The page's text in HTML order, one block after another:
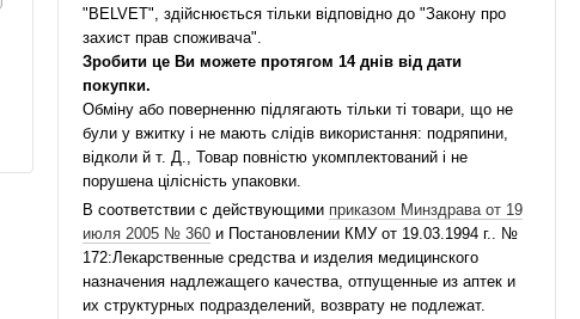
"BELVET", здійснюється тільки відповідно до "Закону про
захист прав споживача".
Зробити це Ви можете протягом 14 днів від дати
покупки.
Обміну або поверненню підлягають тільки ті товари, що не
були у вжитку і не мають слідів використання: подряпини,
відколи й т. Д., Товар повністю укомплектований і не
порушена цілісність упаковки.
В соответствии с действующими приказом Минздрава от 19
июля 2005 № 360и Постановлении КМУ от 19.03.1994 г.. №
172:Лекарственные средства и изделия медицинского
назначения надлежащего качества, отпущенные из аптек и
их структурных подразделений, возврату не подлежат.